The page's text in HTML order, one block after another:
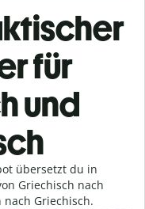
für
und
übersetzt du in
Griechisch nach
Griechisch.